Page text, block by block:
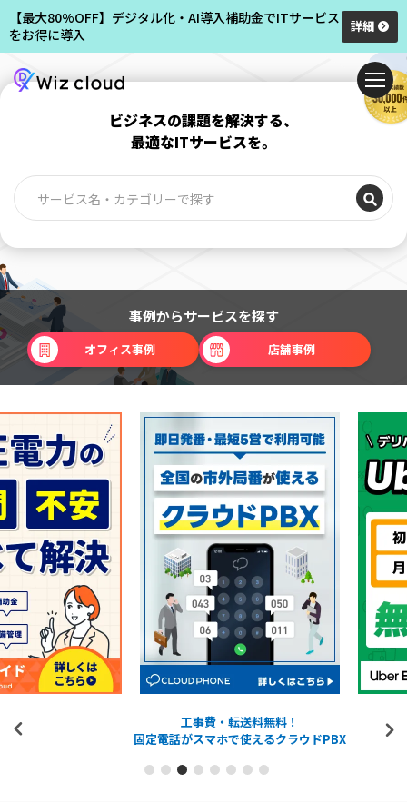
【最大80%OFF】デジタル化・AI導入補助金でITサービス
をお得に導入
詳細
ビジネスの課題を解決する、
最適なITサービスを。
事例からサービスを探す
オフィス事例 店舗事例
工事費・転送料無料！
固定電話がスマホで使えるクラウドPBX